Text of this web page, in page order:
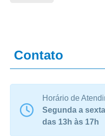
Contato
Horário de
Segunda a
das 13h às 17h